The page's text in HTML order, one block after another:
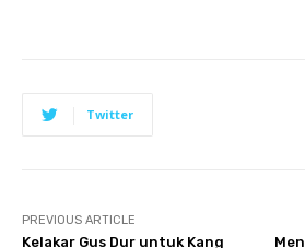
Twitter
PREVIOUS ARTICLE
Kelakar Gus Dur untuk Kang